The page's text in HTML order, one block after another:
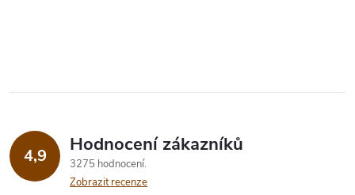
4,9 Hodnocení zákazníků
3275 hodnocení
Zobrazit recenze